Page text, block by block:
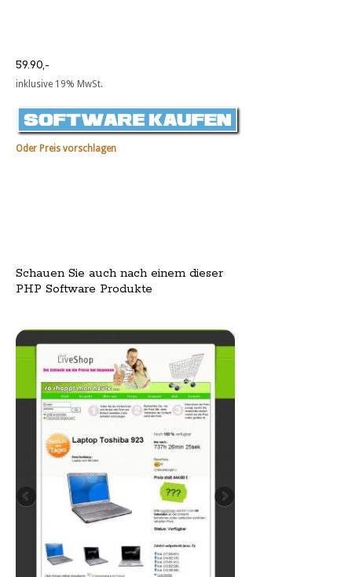
59.90,-
inklusive 19% MwSt.
Oder Preis vorschlagen
Schauen Sie auch nach einem dieser
PHP Software Produkte